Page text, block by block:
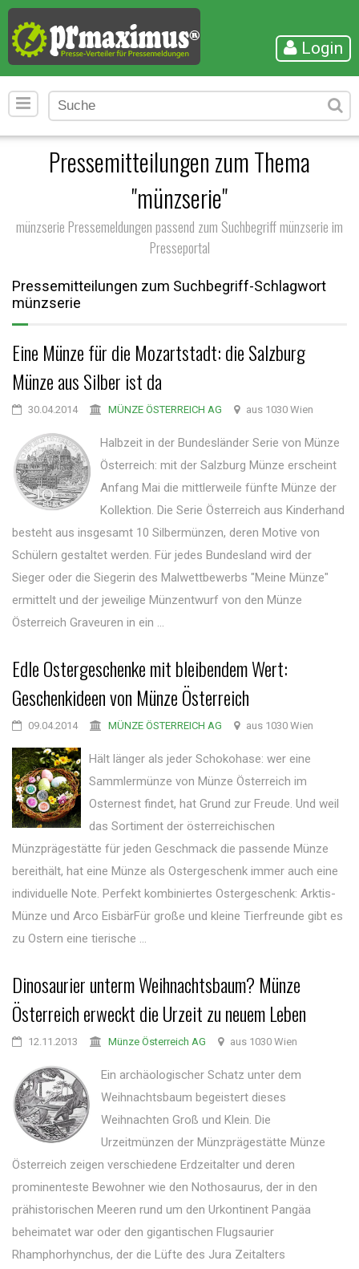
Login
Pressemitteilungen zum Thema
"münzserie"
münzserie Pressemeldungen passend zum Suchbegriff münzserie im
Presseportal
Pressemitteilungen zum Suchbegriff-Schlagwort
münzserie
Eine Münze für die Mozartstadt: die Salzburg
Münze aus Silber ist da
30.04.2014 MÜNZE ÖSTERREICH AG aus 1030 Wien
Halbzeit in der Bundesländer Serie von Münze
Österreich: mit der Salzburg Münze erscheint
Anfang Mai die mittlerweile fünfte Münze der
Kollektion. Die Serie Österreich aus Kinderhand
besteht aus insgesamt 10 Silbermünzen, deren Motive von
Schülern gestaltet werden. Für jedes Bundesland wird der
Sieger oder die Siegerin des Malwettbewerbs "Meine Münze"
ermittelt und der jeweilige Münzentwurf von den Münze
Österreich Graveuren in ein ...
Edle Ostergeschenke mit bleibendem Wert:
Geschenkideen von Münze Österreich
09.04.2014 MÜNZE ÖSTERREICH AG aus 1030 Wien
Hält länger als jeder Schokohase: wer eine
Sammlermünze von Münze Österreich im
Osternest findet, hat Grund zur Freude. Und weil
das Sortiment der österreichischen
Münzprägestätte für jeden Geschmack die passende Münze
bereithält, hat eine Münze als Ostergeschenk immer auch eine
individuelle Note. Perfekt kombiniertes Ostergeschenk: Arktis-
Münze und Arco EisbärFür große und kleine Tierfreunde gibt es
zu Ostern eine tierische ...
Dinosaurier unterm Weihnachtsbaum? Münze
Österreich erweckt die Urzeit zu neuem Leben
12.11.2013 Münze Österreich AG aus 1030 Wien
Ein archäologischer Schatz unter dem
Weihnachtsbaum begeistert dieses
Weihnachten Groß und Klein. Die
Urzeitmünzen der Münzprägestätte Münze
Österreich zeigen verschiedene Erdzeitalter und deren
prominenteste Bewohner wie den Nothosaurus, der in den
prähistorischen Meeren rund um den Urkontinent Pangäa
beheimatet war oder den gigantischen Flugsaurier
Rhamphorhynchus, der die Lüfte des Jura Zeitalters